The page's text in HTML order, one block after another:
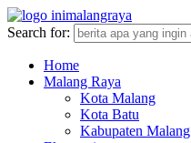
Search for:
Home
Malang Raya
Kota Malang
Kota Batu
Kabupaten Malang